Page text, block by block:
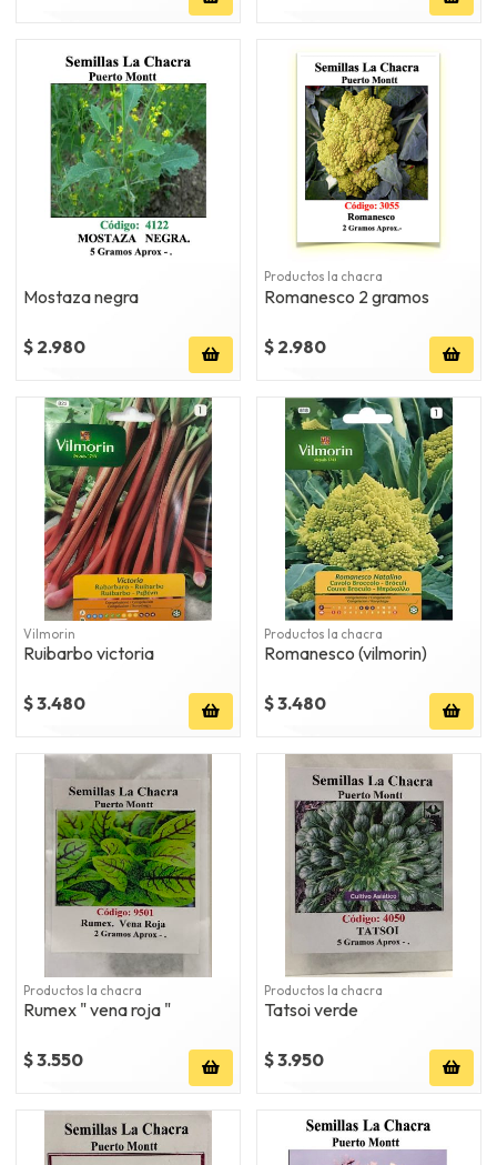
Mostaza negra
$ 2.980
Productos la chacra
Romanesco 2 gramos
$ 2.980
Vilmorin
Ruibarbo victoria
$ 3.480
Productos la chacra
Romanesco (vilmorin)
$ 3.480
Productos la chacra
Rumex " vena roja "
$ 3.550
Productos la chacra
Tatsoi verde
$ 3.950